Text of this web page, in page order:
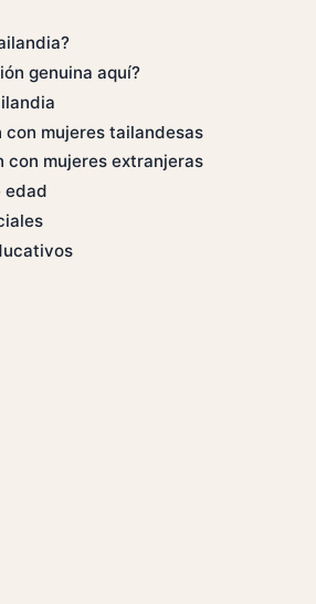
genuina aquí?
con mujeres tailandesas
con mujeres extranjeras
edad